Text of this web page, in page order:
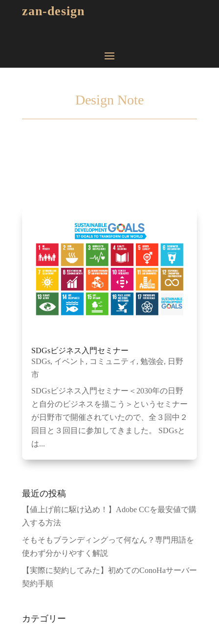
zan-design
Design Note
SDGsビジネス入門セミナー
SDGs, イベント , コミュニティ , 勉強会, 日野
市
SDGsビジネス入門セミナー＜2030年の日野
と自分のビジネスを描こう＞というセミナー
が日野市で開催されていたので、全３回中２
回目と３回目に参加してきました。 SDGsと
は...
最近の投稿
【値上げ前に駆け込め！】Adobe CCを最安値で購
入する方法
そもそもブランディングって何なん？専門用語を
使わず分かりやすく解説
【実際に契約してみた】初めてのConoHaサーバー
契約手順
カテゴリー